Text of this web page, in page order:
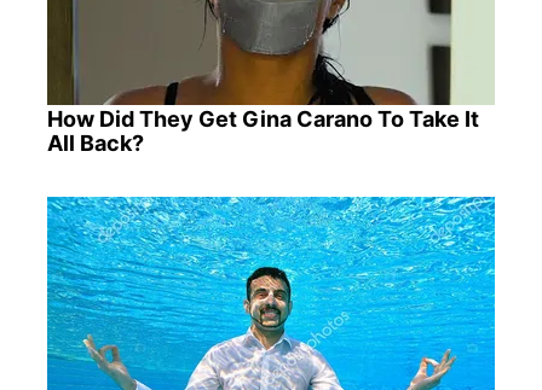
How Did They Get Gina Carano To Take It
All Back?